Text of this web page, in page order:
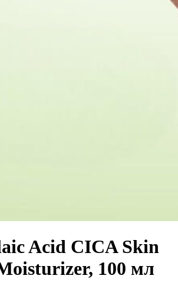
Acid CICA Skin
100 мл